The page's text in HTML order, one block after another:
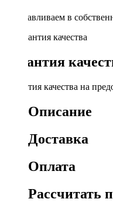
Устанавливаем в
Гарантия
Гарантия качества на
Описание
Доставка
Оплата
Рассчитать